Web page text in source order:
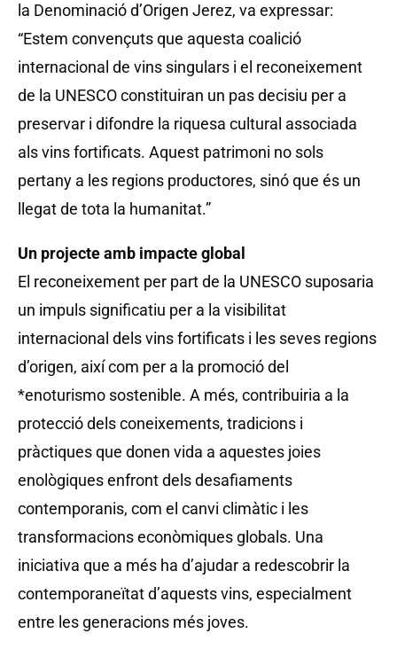
la Denominació d’Origen Jerez, va expressar:
“Estem convençuts que aquesta coalició
internacional de vins singulars i el reconeixement
de la UNESCO constituiran un pas decisiu per a
preservar i difondre la riquesa cultural associada
als vins fortificats. Aquest patrimoni no sols
pertany a les regions productores, sinó que és un
llegat de tota la humanitat.”
Un projecte amb impacte global
El reconeixement per part de la UNESCO suposaria
un impuls significatiu per a la visibilitat
internacional dels vins fortificats i les seves regions
d’origen, així com per a la promoció del
*enoturismo sostenible. A més, contribuiria a la
protecció dels coneixements, tradicions i
pràctiques que donen vida a aquestes joies
enològiques enfront dels desafiaments
contemporanis, com el canvi climàtic i les
transformacions econòmiques globals. Una
iniciativa que a més ha d’ajudar a redescobrir la
contemporaneïtat d’aquests vins, especialment
entre les generacions més joves.